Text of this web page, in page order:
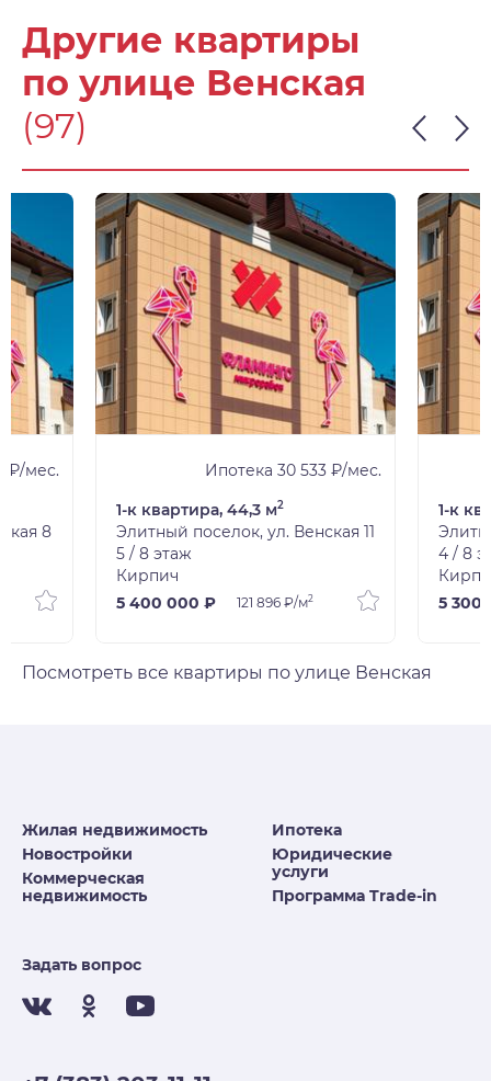
Другие квартиры
по улице Венская
(97)
₽/мес.
8
Ипотека 30 533 ₽/мес.
1-к квартира, 44,3 м2
Элитный поселок, ул. Венская 11
5 / 8 этаж
Кирпич
5 400 000 ₽
121 896 ₽/м2
1-к
4 / 8
5 300
Посмотреть все квартиры по улице Венская
Жилая недвижимость
Новостройки
Коммерческая
недвижимость
Ипотека
Юридические
услуги
Программа Trade-in
Задать вопрос